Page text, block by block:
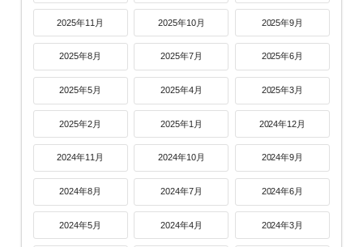
2025年11月 2025年10月 2025年9月
2025年8月 2025年7月 2025年6月
2025年5月 2025年4月 2025年3月
2025年2月 2025年1月 2024年12月
2024年11月 2024年10月 2024年9月
2024年8月 2024年7月 2024年6月
2024年5月 2024年4月 2024年3月